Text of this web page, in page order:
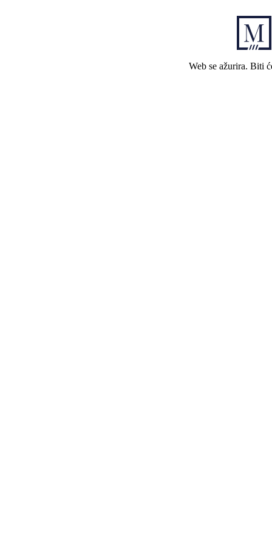
Web se ažurira. Biti